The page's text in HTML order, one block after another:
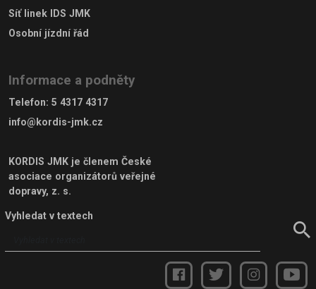
Síť linek IDS JMK
Osobní jízdní řád
Informace a podněty
Telefon: 5 4317 4317
info@kordis-jmk.cz
KORDIS JMK je členem České
asociace organizátorů veřejné
dopravy, z. s.
Vyhledat v textech